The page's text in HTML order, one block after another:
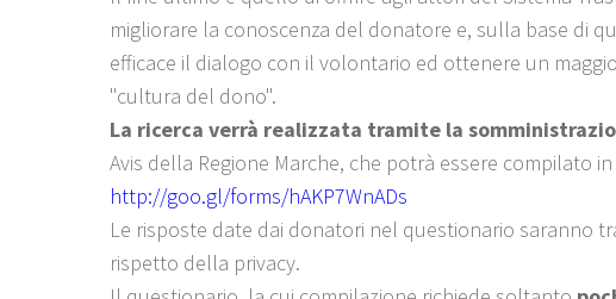
migliorare la conoscenza del donatore e, sulla base di
efficace il dialogo con il volontario ed ottenere un
"cultura del dono".
La ricerca verrà realizzata tramite la
Avis della Regione Marche, che potrà essere compilato
http://goo.gl/forms/hAKP7WnADs
Le risposte date dai donatori nel questionario saranno
rispetto della privacy.